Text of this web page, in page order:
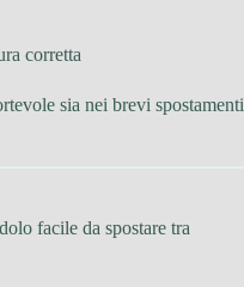
corretta
sia nei brevi spostamenti
facile da spostare tra